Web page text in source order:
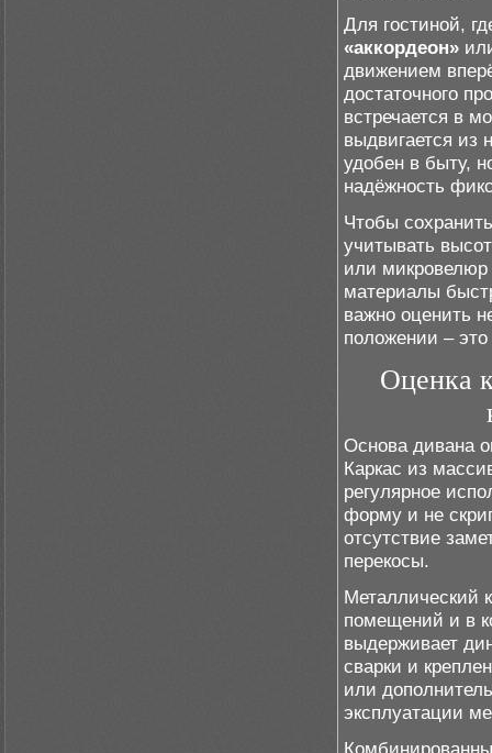
Для гостиной,
«аккордеон»
движением
достаточного
встречается в
выдвигается из
удобен в быту,
надёжность
Чтобы
учитывать
или
материалы
важно оценить
положении –
Оценка
Основа дивана
Каркас из
регулярное
форму и не
отсутствие
перекосы.
Металлический
помещений и в
выдерживает
сварки и
или
эксплуатации